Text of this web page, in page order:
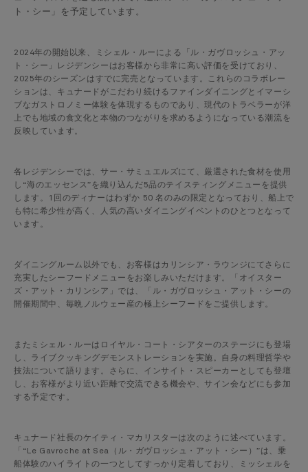
ト・シー」を予定しています。
2024年の開始以来、ミシェル・ルーによる「ル・ガヴロッシュ・アッ
ト・シー」レジデンシーはお客様から非常に高い評価を受けており、
2025年のシーズンはすでに完売となっています。これらのコラボレー
ションは、キュナードがこだわり続けるファインダイニングとイマーシ
ブなガストロノミー体験を体現するものであり、現代のトラベラーが洋
上でも地域の食文化と本物のつながりを求めるようになっている潮流を
反映しています。
各レジデンシーでは、サー・サミュエルズにて、厳選された食材を使用
し“海のエッセンス”を織り込んだ5品のテイスティングメニューを提供
します。1回のディナーはわずか 50 名のみの限定となっており、船上で
も特に希少性が高く、人気の高いダイニングイベントのひとつとなって
います。
ダイニングルーム以外でも、お客様はカリンシア・ラウンジにてさらに
充実したシーフードメニューをお楽しみいただけます。「オイスター
ズ・アット・カリンシア」では、「ル・ガヴロッシュ・アット・シーの
開催期間中、毎晩ノルウェー産の極上シーフードをご提供します。
またミシェル・ルーはロイヤル・コート・シアターのステージにも登場
し、ライブクッキングデモンストレーションを実施。自身の料理哲学や
技法について語ります。さらに、インサイト・スピーカーとしても登壇
し、お客様がより近い距離で交流できる機会や、サイン会などにも参加
する予定です。
キュナード社長のケイティ・マカリスターは次のように述べています。
「“Le Gavroche at Sea（ル・ガヴロッシュ・アット・シー）”は、乗
船体験のハイライトの一つとしてすっかり定着しており、ミッシェルを